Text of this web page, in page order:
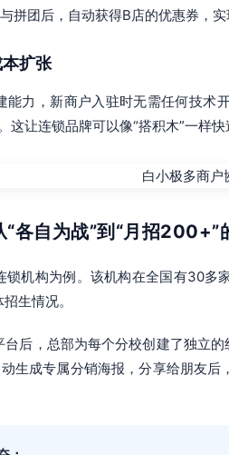
拼团后，自动获得B店的优惠券，
扩张
能力，新商户入驻时无需任何技术
这让连锁品牌可以像“搭积木”一样
“各自为战”到“月招200+”
锁机构为例。该机构在全国有30多
生情况。
后，总部为每个分校创建了独立
生成专属分销海报，分享给朋友